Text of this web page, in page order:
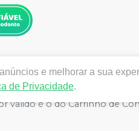
www.dentalkarisma.com.br
- RJ | Autorizações de
de Privacidade e
válido é o do Carrinho de
e melhorar a sua
de Privacidade.